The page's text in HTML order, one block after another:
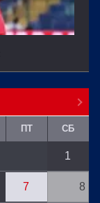
ПТ СБ
1
7 8